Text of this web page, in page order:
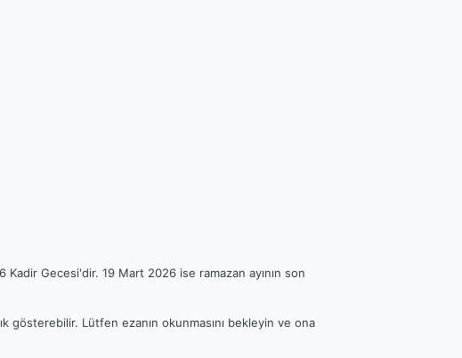
Kadir Gecesi'dir. 19 Mart 2026 ise ramazan ayının son
gösterebilir. Lütfen ezanın okunmasını bekleyin ve ona